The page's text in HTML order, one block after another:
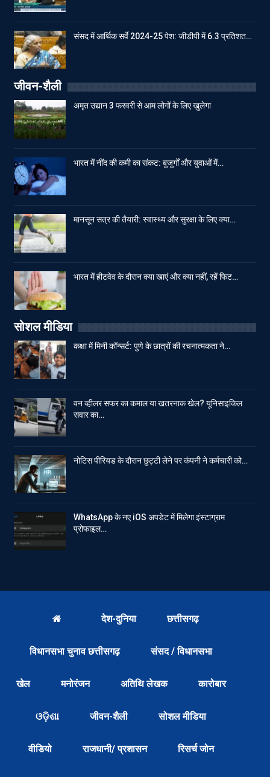
संसद में आर्थिक सर्वे 2024-25 पेश: जीडीपी में 6.3 प्रतिशत…
जीवन-शैली
अमृत उद्यान 3 फरवरी से आम लोगों के लिए खुलेगा
भारत में नींद की कमी का संकट: बुजुर्गों और युवाओं में…
मानसून सत्र की तैयारी: स्वास्थ्य और सुरक्षा के लिए क्या…
भारत में हीटवेव के दौरान क्या खाएं और क्या नहीं, रहें फिट…
सोशल मीडिया
कक्षा में मिनी कॉन्सर्ट: पुणे के छात्रों की रचनात्मकता ने…
वन व्हीलर सफर का कमाल या खतरनाक खेल? यूनिसाइकिल
सवार का…
नोटिस पीरियड के दौरान छुट्टी लेने पर कंपनी ने कर्मचारी को…
WhatsApp के नए iOS अपडेट में मिलेगा इंस्टाग्राम
प्रोफाइल…
देश-दुनिया छत्तीसगढ़
विधानसभा चुनाव छत्तीसगढ़ संसद / विधानसभा
खेल मनोरंजन अतिथि लेखक कारोबार
ଓଡ଼ିଶା जीवन-शैली सोशल मीडिया
वीडियो राजधानी/ प्रशासन रिसर्च जोन